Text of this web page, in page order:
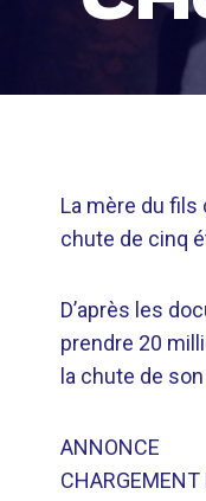
La mère du fils
chute de cinq
D’après les
prendre 20
la chute de
ANNONCE
CHARGEMENT